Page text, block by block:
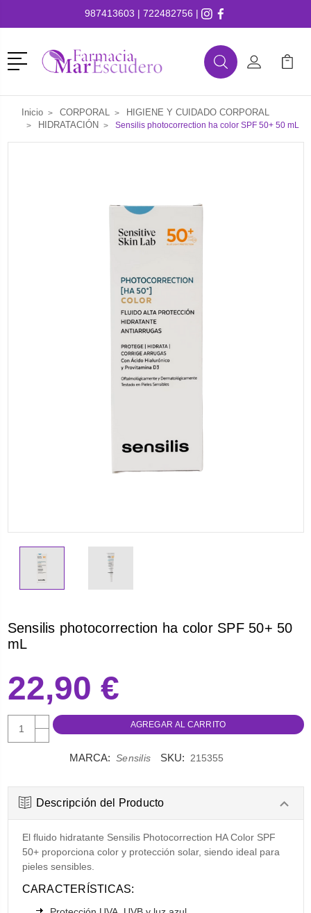
987413603 | 722482756 |
Menú
BuscarMi Cuenta
Mi
Inicio CORPORAL
HIGIENE Y CUIDADO CORPORAL
HIDRATACIÓN
Sensilis photocorrection ha color SPF 50+ 50 mL
Sensilis photocorrection ha color SPF 50+ 50
mL
22,90 €
AUMENTAR
CANTIDAD:
DISMINUIR
MARCA: Sensilis SKU: 215355
Descripción del Producto
El fluido hidratante Sensilis Photocorrection HA Color SPF
50+ proporciona color y protección solar, siendo ideal para
pieles sensibles.
CARACTERÍSTICAS: